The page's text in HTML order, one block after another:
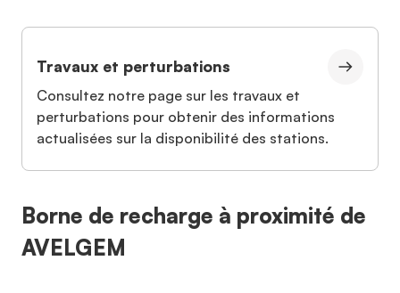
Travaux et perturbations
Consultez notre page sur les travaux et
perturbations pour obtenir des informations
actualisées sur la disponibilité des stations.
Borne de recharge à proximité de
AVELGEM